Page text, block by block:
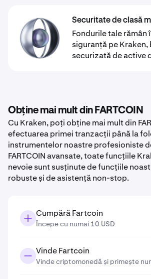
Securitate de clasă
Fondurile tale rămân
siguranță pe Kraken,
securizată de active
Obține mai mult din FARTCOIN
Cu Kraken, poți obține mai mult din
efectuarea primei tranzacții până la
instrumentelor noastre profesioniste
FARTCOIN avansate, toate funcțiile
nevoie sunt susținute de funcțiile
robuste și de asistență non-stop.
Cumpără Fartcoin
Începe cu numai 10 USD
Vinde Fartcoin
Vinde criptomonedă și primește